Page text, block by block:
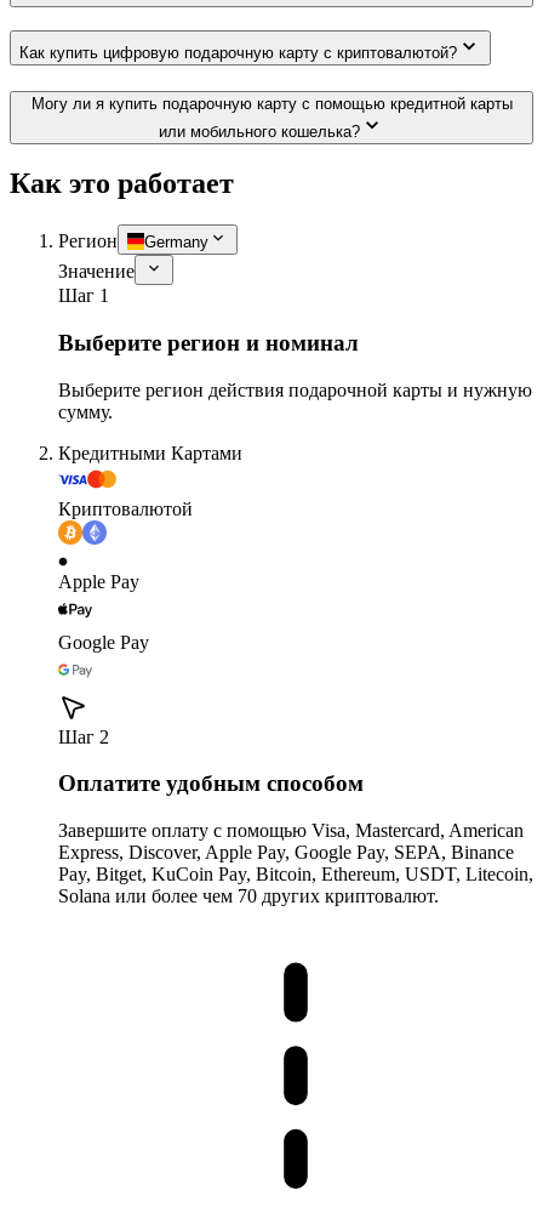
Как купить цифровую подарочную карту с криптовалютой?
Могу ли я купить подарочную карту с помощью кредитной карты
или мобильного кошелька?
Как это работает
Регион Germany
Значение
Шаг 1
Выберите регион и номинал
Выберите регион действия подарочной карты и нужную
сумму.
Кредитными Картами
Криптовалютой
Apple Pay
Google Pay
Шаг 2
Оплатите удобным способом
Завершите оплату с помощью Visa, Mastercard, American
Express, Discover, Apple Pay, Google Pay, SEPA, Binance
Pay, Bitget, KuCoin Pay, Bitcoin, Ethereum, USDT, Litecoin,
Solana или более чем 70 других криптовалют.